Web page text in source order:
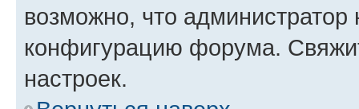
возможно, что администратор
конфигурацию форума.
настроек.